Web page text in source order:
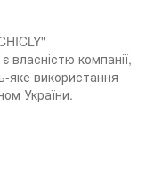
власністю компанії,
яке використання
України.